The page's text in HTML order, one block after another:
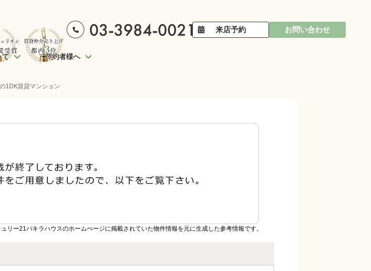
来店予約 お問い合わせ
て ご契約者様へ
1DK賃貸マンション
ー21パキラハウスのホームぺージに掲載されていた物件情報を元に生成した参考情報です。